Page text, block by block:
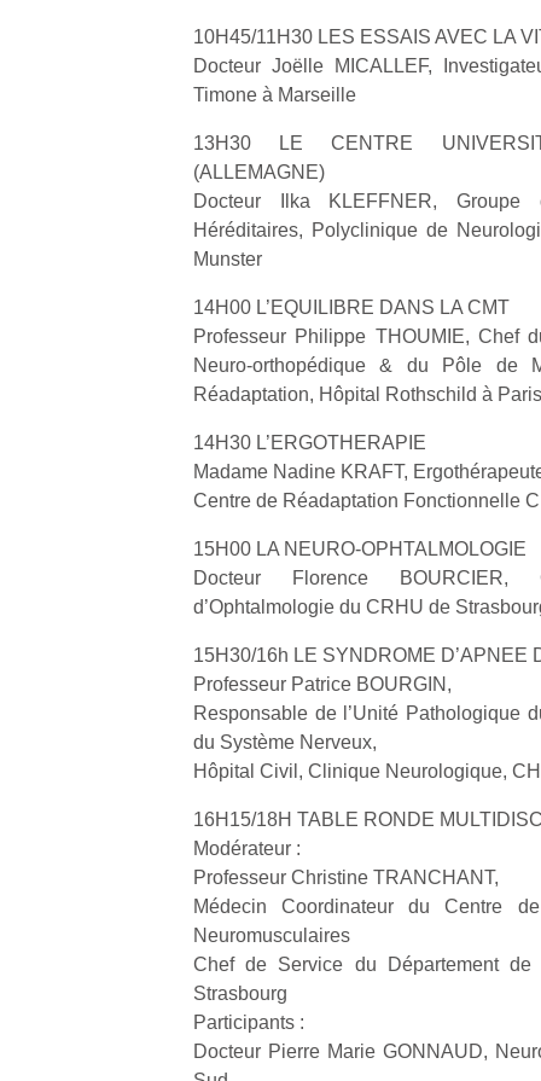
10H45/11H30 LES ESSAIS AVEC LA
Docteur Joëlle MICALLEF,
Timone à Marseille
13H30 LE CENTRE
(ALLEMAGNE)
Docteur Ilka KLEFFNER, Groupe
Héréditaires, Polyclinique de
Munster
14H00 L’EQUILIBRE DANS LA CMT
Professeur Philippe THOUMIE, Chef
Neuro-orthopédique & du Pôle de
Réadaptation, Hôpital Rothschild à Paris
14H30 L’ERGOTHERAPIE
Madame Nadine KRAFT,
Centre de Réadaptation Fonctionnelle
15H00 LA NEURO-OPHTALMOLOGIE
Docteur Florence BOURCIER,
d’Ophtalmologie du CRHU de
15H30/16h LE SYNDROME D’APNEE
Professeur Patrice BOURGIN,
Responsable de l’Unité Pathologique
du Système Nerveux,
Hôpital Civil, Clinique Neurologique,
16H15/18H TABLE RONDE
Modérateur :
Professeur Christine TRANCHANT,
Médecin Coordinateur du Centre
Neuromusculaires
Chef de Service du Département
Strasbourg
Participants :
Docteur Pierre Marie GONNAUD,
NextGen,
une
trottinette
mécanique
Beeper
Les
souvent
d’énergie.
Varier les
occupations
n’est pas
simple.
Conjuguer
divertissement,
physique
ou
apprentissage…
Des
grands et
Durant les
vacances
retour des
beaux
jours, c’est
l’occasion
pour les
enfants
de…